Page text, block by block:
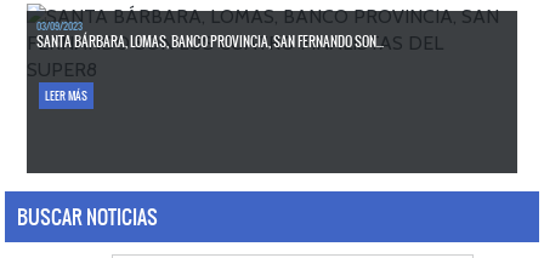
03/09/2023
SANTA BÁRBARA, LOMAS, BANCO PROVINCIA, SAN FERNANDO SON...
LEER MÁS
BUSCAR NOTICIAS